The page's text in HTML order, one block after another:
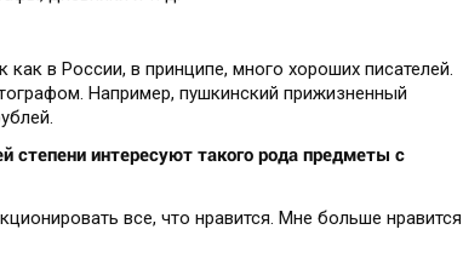
как в России, в принципе, много хороших писателей.
Например, пушкинский прижизненный
степени интересуют такого рода предметы с
все, что нравится. Мне больше нравится